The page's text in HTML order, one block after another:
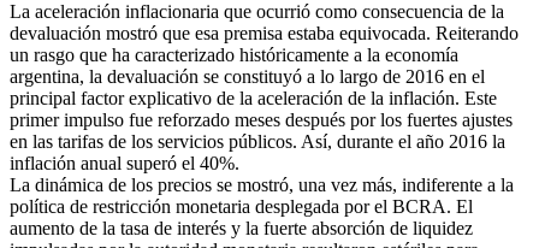
La aceleración inflacionaria que ocurrió como consecuencia de la
devaluación mostró que esa premisa estaba equivocada. Reiterando
un rasgo que ha caracterizado históricamente a la economía
argentina, la devaluación se constituyó a lo largo de 2016 en el
principal factor explicativo de la aceleración de la inflación. Este
primer impulso fue reforzado meses después por los fuertes ajustes
en las tarifas de los servicios públicos. Así, durante el año 2016 la
inflación anual superó el 40%.
La dinámica de los precios se mostró, una vez más, indiferente a la
política de restricción monetaria desplegada por el BCRA. El
aumento de la tasa de interés y la fuerte absorción de liquidez